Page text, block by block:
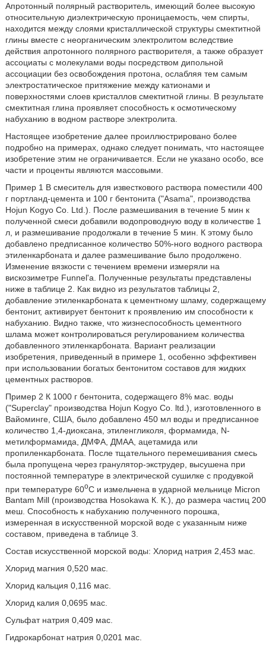
Апротонный полярный растворитель, имеющий более высокую
относительную диэлектрическую проницаемость, чем спирты,
находится между слоями кристаллической структуры смектитной
глины вместе c неорганическим электролитом вследствие
действия апротонного полярного растворителя, а также образует
ассоциаты с молекулами воды посредством дипольной
ассоциации без освобождения протона, ослабляя тем самым
электростатическое притяжение между катионами и
поверхностями слоев кристаллов смектитной глины. В результате
смектитная глина проявляет способность к осмотическому
набуханию в водном растворе электролита.
Настоящее изобретение далее проиллюстрировано более
подробно на примерах, однако следует понимать, что настоящее
изобретение этим не ограничивается. Если не указано особо, все
части и проценты являются массовыми.
Пример 1 В смеситель для известкового раствора поместили 400
г портланд-цемента и 100 г бентонита ("Asama", производства
Hojun Kogyo Co. Ltd.). После размешивания в течение 5 мин к
полученной смеси добавили водопроводную воду в количестве 1
л, и размешивание продолжали в течение 5 мин. К этому было
добавлено предписанное количество 50%-ного водного раствора
этиленкарбоната и далее размешивание было продолжено.
Изменение вязкости с течением времени измеряли на
вискозиметре Funnel'a. Полученные результаты представлены
ниже в таблице 2. Как видно из результатов таблицы 2,
добавление этиленкарбоната к цементному шламу, содержащему
бентонит, активирует бентонит к проявлению им способности к
набуханию. Видно также, что жизнеспособность цементного
шлама может контролироваться регулированием количества
добавленного этиленкарбоната. Вариант реализации
изобретения, приведенный в примере 1, особенно эффективен
при использовании богатых бентонитом составов для жидких
цементных растворов.
Пример 2 К 1000 г бентонита, содержащего 8% мас. воды
("Superclay" производства Hojun Kogyo Co. ltd.), изготовленного в
Вайоминге, США, было добавлено 450 мл воды и предписанное
количество 1,4-диоксана, этиленгликоля, формамида, N-
метилформамида, ДМФА, ДМАА, ацетамида или
пропиленкарбоната. После тщательного перемешивания смесь
была пропущена через гранулятор-экструдер, высушена при
постоянной температуре в электрической сушилке с продувкой
при температуре 60oC и измельчена в ударной мельнице Micron
Bantam Mill (производства Hosokawa К. К.), до размера частиц 200
меш. Способность к набуханию полученного порошка,
измеренная в искусственной морской воде с указанным ниже
составом, приведена в таблице 3.
Состав искусственной морской воды: Хлорид натрия 2,453 мас.
Хлорид магния 0,520 мас.
Хлорид кальция 0,116 мас.
Хлорид калия 0,0695 мас.
Сульфат натрия 0,409 мас.
Гидрокарбонат натрия 0,0201 мас.